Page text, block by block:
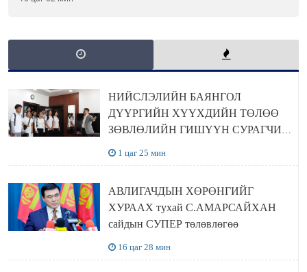
НИЙСЛЭЛИЙН БАЯНГОЛ
ДҮҮРГИЙН ХҮҮХДИЙН ТӨЛӨӨ
ЗӨВЛӨЛИЙН ГИШҮҮН СУРАГЧИД
1 цаг 25 мин
АВЛИГАЧДЫН ХӨРӨНГИЙГ
ХУРААХ тухай С.АМАРСАЙХАН
сайдын СУПЕР төлөвлөгөө
16 цаг 28 мин